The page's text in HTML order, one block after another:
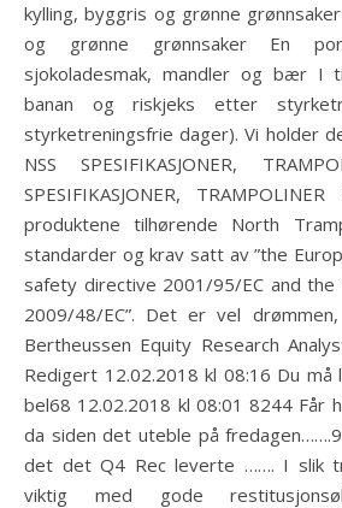
kylling, byggris og grønne
og grønne grønnsaker En
sjokoladesmak, mandler og bær I
banan og riskjeks etter
styrketreningsfrie dager). Vi holder
NSS SPESIFIKASJONER,
SPESIFIKASJONER,
produktene tilhørende North
standarder og krav satt av ”the
safety directive 2001/95/EC and
2009/48/EC”. Det er vel
Bertheussen Equity Research
Redigert 12.02.2018 kl 08:16 Du
bel68 12.02.2018 kl 08:01 8244 Får
da siden det uteble på
det det Q4 Rec leverte ……. I slik
viktig med gode